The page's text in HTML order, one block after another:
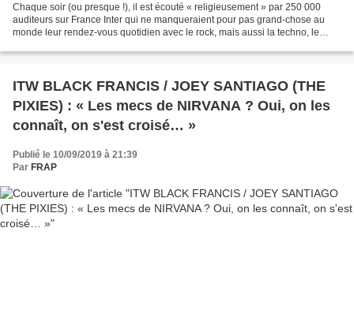
Chaque soir (ou presque !), il est écouté « religieusement » par 250 000
auditeurs sur France Inter qui ne manqueraient pour pas grand-chose au
monde leur rendez-vous quotidien avec le rock, mais aussi la techno, le
ITW BLACK FRANCIS / JOEY SANTIAGO (THE
PIXIES) : « Les mecs de NIRVANA ? Oui, on les
connaît, on s'est croisé… »
Publié le 10/09/2019 à 21:39
Par FRAP